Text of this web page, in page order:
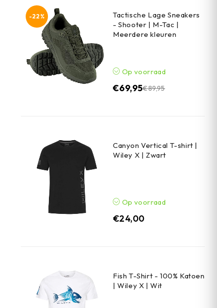
-22%
Tactische Lage Sneakers
- Shooter | M-Tac |
Meerdere kleuren
Op voorraad
€89,95
€69,95
Canyon Vertical T-shirt |
Wiley X | Zwart
Op voorraad
€24,00
Fish T-Shirt - 100% Katoen
| Wiley X | Wit